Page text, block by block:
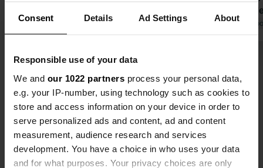
Consent Details Ad Settings About
Responsible use of your data
We and our 1022 partners process your personal data,
e.g. your IP-number, using technology such as cookies to
store and access information on your device in order to
serve personalized ads and content, ad and content
measurement, audience research and services
development. You have a choice in who uses your data
and for what purposes. Your privacy choices are only
étaient impeccables !
Malheureusement, malade, je n'ai pu
était très sympathique. Je
recommande vivement cet endroit,
vraiment excellent 👍
Traduit par GoogleAfficher l'original
proximité
très bien
accessible
souhaitent
plage.
Traduit par
Voir tous les 7 avis
Es-tu déjà venu ici ?